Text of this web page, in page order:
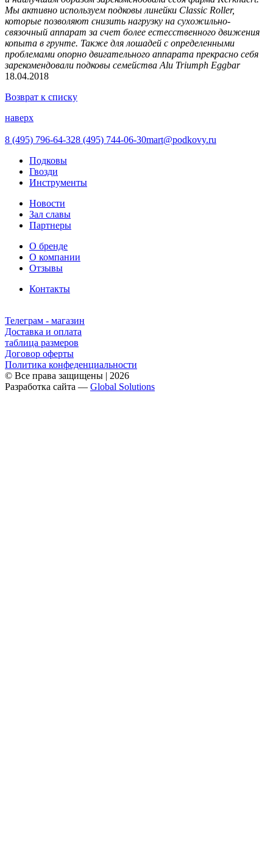
Мы активно используем подковы линейки Classic Roller,
которые позволяют снизить нагрузку на сухожильно-
связочный аппарат за счет более естесственного движения
копыта в грунте. Также для лошадей с определенными
проблемами опорно двигательного аппарата прекрасно себя
зарекомендовали подковы семейства Alu Triumph Eggbar
18.04.2018
Возврат к списку
наверх
8 (495) 796-64-328 (495) 744-06-30mart@podkovy.ru
Подковы
Гвозди
Инструменты
Новости
Зал славы
Партнеры
О бренде
О компании
Отзывы
Контакты
Телеграм - магазин
Доставка и оплата
таблица размеров
Договор оферты
Политика конфеденциальности
© Все права защищены | 2026
Разработка сайта ― Global Solutions